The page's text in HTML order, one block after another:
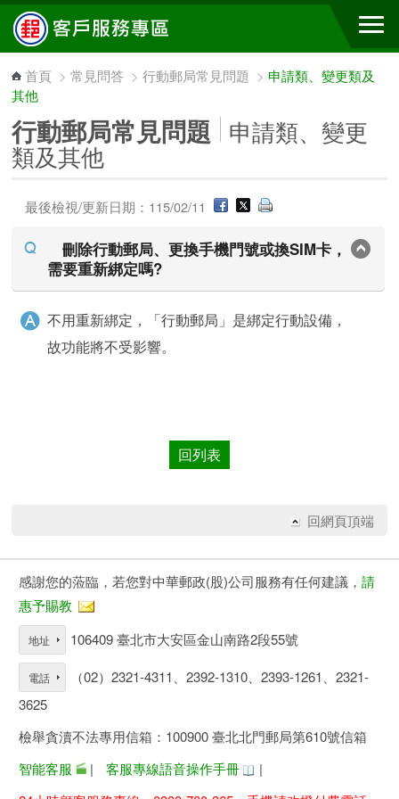
跳到主要內容區塊
首頁 >常見問答 >行動郵局常見問題 > 申請類、變更類及
其他
行動郵局常見問題 申請類、變更
類及其他
最後檢視/更新日期：115/02/11
刪除行動郵局、更換手機門號或換SIM卡，
需要重新綁定嗎?
不用重新綁定，「行動郵局」是綁定行動設備，
故功能將不受影響。
回列表
回網頁頂端
感謝您的蒞臨，若您對中華郵政(股)公司服務有任何建議， 請
惠予賜教
地址 106409 臺北市大安區金山南路2段55號
電話
（02）2321-4311、2392-1310、2393-1261、2321-
3625
檢舉貪瀆不法專用信箱：100900 臺北北門郵局第610號信箱
智能客服
| 客服專線語音操作手冊
|